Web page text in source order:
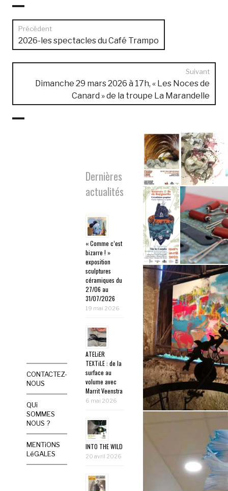
Navigation
de
l’article
Précédent
Article
précédent :
2026-les spectacles du Café Trampo
Suivant
:
Dimanche 29 mars 2026 à 17h, « Les Noces de
Canard » de la troupe La Marandelle
CONTACTEZ-
NOUS
QUi
SOMMES
NOUS ?
MENTiONS
LéGALES
Dernières
actualités
« Comme c’est
bizarre ! »
exposition
sculptures
céramiques du
27/06 au
31/07/2026
19 mai 2026
ATELiER
TEXTiLE : de la
surface au
volume avec
Marrit Veenstra
6 mai 2026
INTO THE WILD
20 avril 2026